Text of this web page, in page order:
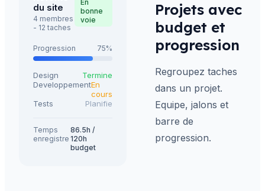
du site
4 membres
- 12 taches
En
bonne
voie
Progression 75%
Design
Termine
DeveloppementEn
cours
Tests
Planifie
Temps
enregistre
86.5h /
120h
budget
Projets avec
budget et
progression
Regroupez taches
dans un projet.
Equipe, jalons et
barre de
progression.